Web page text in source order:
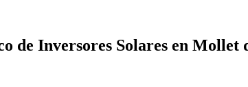
de Inversores Solares en Mollet